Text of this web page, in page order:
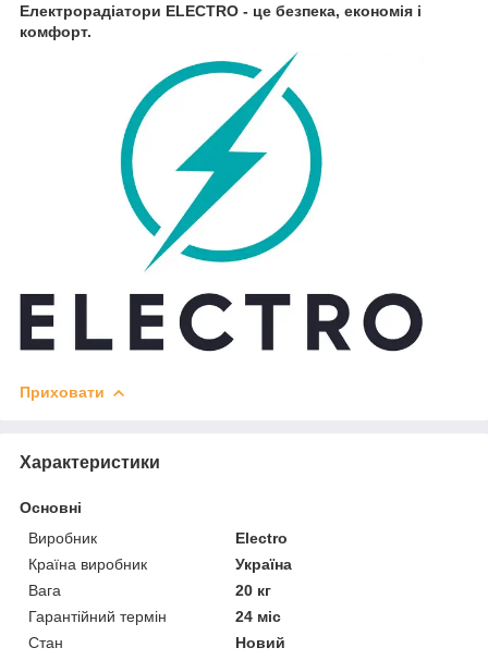
Електрорадіатори ELECTRO - це безпека, економія і
комфорт.
Приховати
Характеристики
Основні
Виробник
Electro
Країна виробник
Україна
Вага
20 кг
Гарантійний термін
24 міс
Стан
Новий